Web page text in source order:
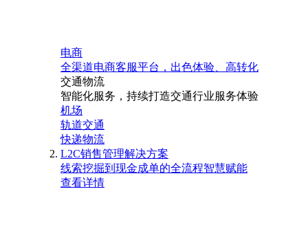
电商
全渠道电商客服平台，出色体验、高转化
交通物流
智能化服务，持续打造交通行业服务体验
机场
轨道交通
快递物流
L2C销售管理解决方案
线索挖掘到现金成单的全流程智慧赋能
查看详情